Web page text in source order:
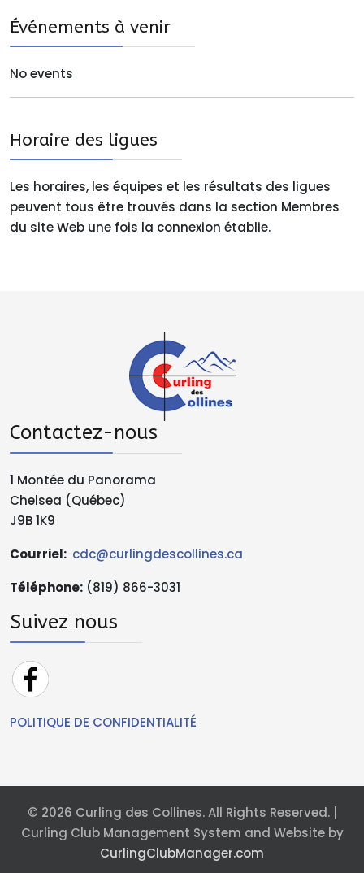
Événements à venir
No events
Horaire des ligues
Les horaires, les équipes et les résultats des ligues
peuvent tous être trouvés dans la section Membres
du site Web une fois la connexion établie.
Contactez-nous
1 Montée du Panorama
Chelsea (Québec)
J9B 1K9
Courriel: cdc@curlingdescollines.ca
Téléphone: (819) 866-3031
Suivez nous
POLITIQUE DE CONFIDENTIALITÉ
© 2026 Curling des Collines. All Rights Reserved. |
Curling Club Management System and Website by
CurlingClubManager.com